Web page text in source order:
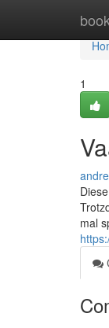
1
mal